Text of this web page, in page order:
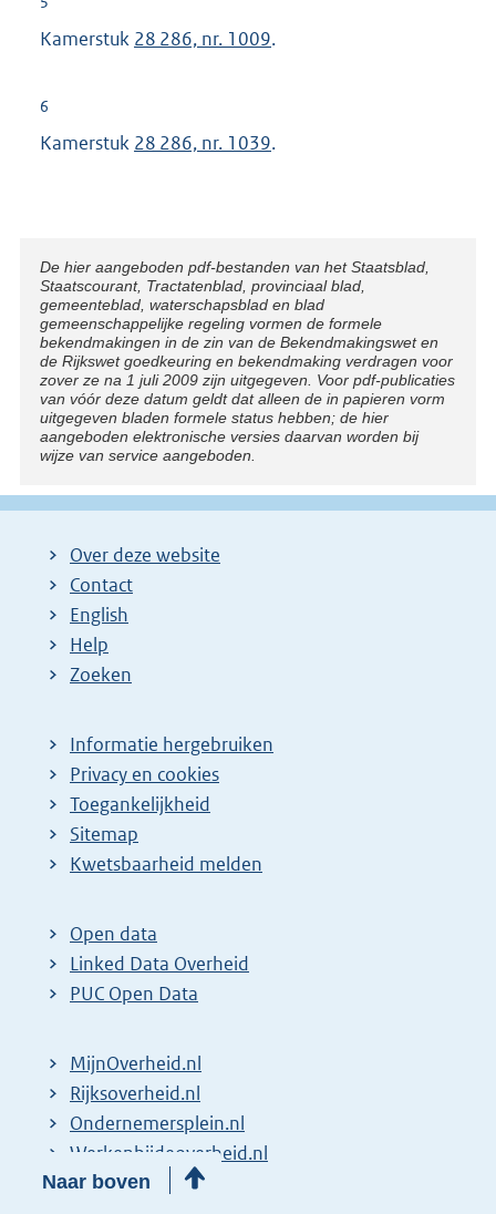
Kamerstuk 28 286, nr. 1009.
6
Kamerstuk 28 286, nr. 1039.
Naar boven
Disclaimer
De hier aangeboden pdf-bestanden van het Staatsblad,
Staatscourant, Tractatenblad, provinciaal blad,
gemeenteblad, waterschapsblad en blad
gemeenschappelijke regeling vormen de formele
bekendmakingen in de zin van de Bekendmakingswet en
de Rijkswet goedkeuring en bekendmaking verdragen voor
zover ze na 1 juli 2009 zijn uitgegeven. Voor pdf-publicaties
van vóór deze datum geldt dat alleen de in papieren vorm
uitgegeven bladen formele status hebben; de hier
aangeboden elektronische versies daarvan worden bij
wijze van service aangeboden.
Over deze website
Contact
English
Help
Zoeken
Informatie hergebruiken
Privacy en cookies
Toegankelijkheid
Sitemap
Kwetsbaarheid melden
Open data
Linked Data Overheid
PUC Open Data
MijnOverheid.nl
Rijksoverheid.nl
Ondernemersplein.nl
Werkenbijdeoverheid.nl